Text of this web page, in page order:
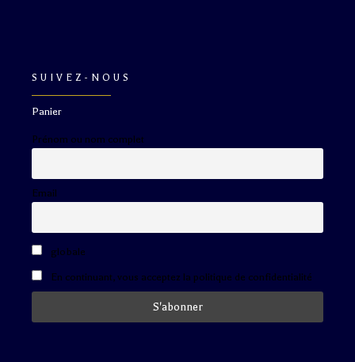
SUIVEZ-NOUS
Panier
Prénom ou nom complet
Email
globale
En continuant, vous acceptez la politique de confidentialité